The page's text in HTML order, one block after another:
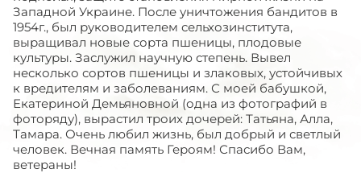
Западной Украине. После уничтожения бандитов в
1954г., был руководителем сельхозинститута,
выращивал новые сорта пшеницы, плодовые
культуры. Заслужил научную степень. Вывел
несколько сортов пшеницы и злаковых, устойчивых
к вредителям и заболеваниям. С моей бабушкой,
Екатериной Демьяновной (одна из фотографий в
фоторяду), вырастил троих дочерей: Татьяна, Алла,
Тамара. Очень любил жизнь, был добрый и светлый
человек. Вечная память Героям! Спасибо Вам,
ветераны!